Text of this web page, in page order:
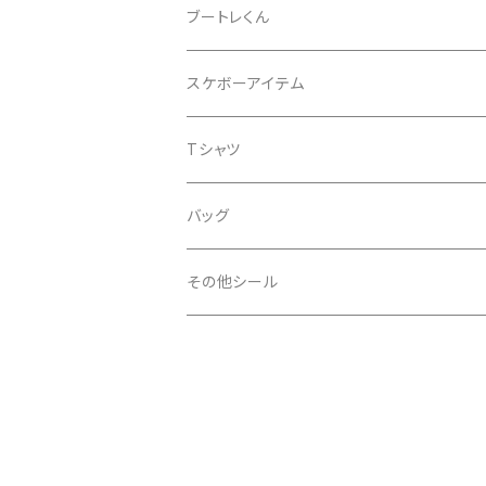
スペース
扇
タマムシ
ノーマル
透明
グリッター
蓄光
金
銀
缶バッチ
Tシャツ
バッグ
iphoneケース
ブートレくん
スケボーアイテム
デッキテープ
シール
Tシャツ
バッグ
その他シール